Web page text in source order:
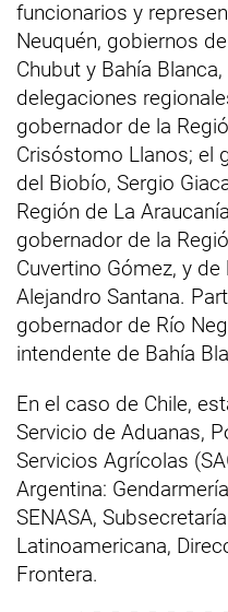
funcionarios y
Neuquén, gobiernos
Chubut y Bahía
delegaciones
gobernador de la
Crisóstomo Llanos; el
del Biobío, Sergio
Región de La
gobernador de la
Cuvertino Gómez, y
Alejandro Santana.
gobernador de Río
intendente de Bahía
En el caso de Chile,
Servicio de Aduanas,
Servicios Agrícolas
Argentina:
SENASA,
Latinoamericana,
Frontera.